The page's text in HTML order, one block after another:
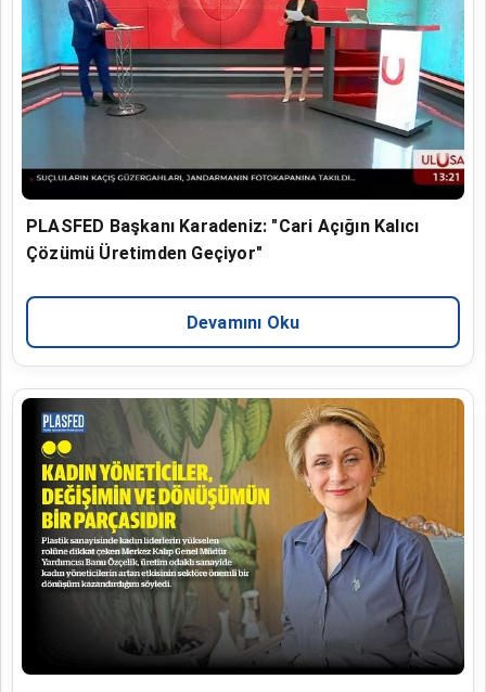
PLASFED Başkanı Karadeniz: "Cari Açığın Kalıcı
Çözümü Üretimden Geçiyor"
Devamını Oku